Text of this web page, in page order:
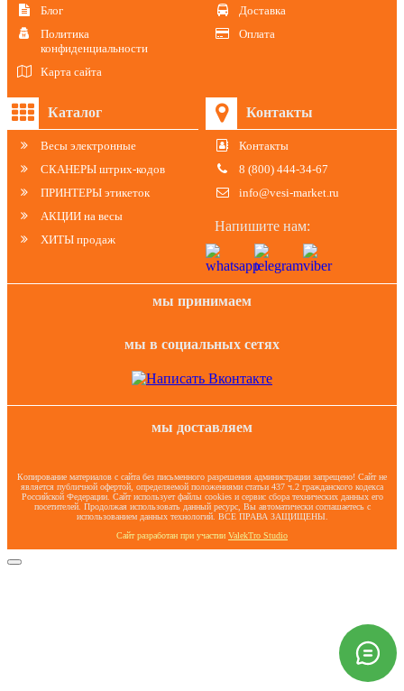
Блог
Политика
конфиденциальности
Карта сайта
Доставка
Оплата
Каталог
Весы электронные
СКАНЕРЫ штрих-кодов
ПРИНТЕРЫ этикеток
АКЦИИ на весы
ХИТЫ продаж
Контакты
Контакты
8 (800) 444-34-67
info@vesi-market.ru
Напишите нам:
мы принимаем
мы в социальных сетях
мы доставляем
Копирование материалов с сайта без письменного разрешения администрации запрещено! Сайт не
является публичной офертой, определяемой положениями статьи 437 ч.2 гражданского кодекса
Российской Федерации. Сайт использует файлы cookies и сервис сбора технических данных его
посетителей. Продолжая использовать данный ресурс, Вы автоматически соглашаетесь с
использованием данных технологий. ВСЕ ПРАВА ЗАЩИЩЕНЫ.
Сайт разработан при участии ValekTro Studio